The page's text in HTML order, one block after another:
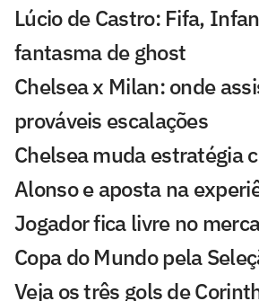
Lúcio de Castro: Fifa,
fantasma de ghost
Chelsea x Milan: onde
prováveis escalações
Chelsea muda estratégia
Alonso e aposta na
Jogador fica livre no
Copa do Mundo pela
Veja os três gols de